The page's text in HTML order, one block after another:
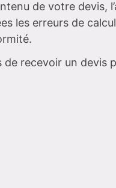
de votre devis,
les erreurs de
recevoir un devis